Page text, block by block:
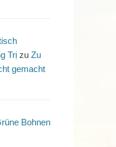
Trị zu Zu
gemacht
Bohnen